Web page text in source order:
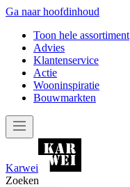
Ga naar hoofdinhoud
Toon hele assortiment
Advies
Klantenservice
Actie
Wooninspiratie
Bouwmarkten
Karwei
Zoeken